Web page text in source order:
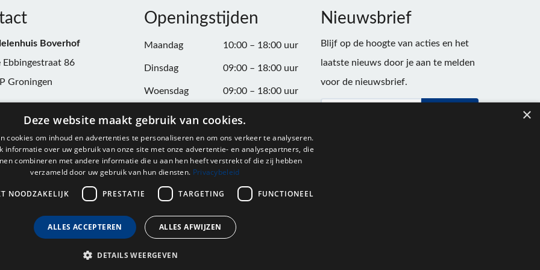
Boverhof
Ebbingestraat 86
Groningen
Openingstijden
Maandag 10:00 – 18:00 uur
Dinsdag 09:00 – 18:00 uur
Woensdag 09:00 – 18:00 uur
Donderdag 09:00 – 20:00 uur
Vrijdag 09:00 – 18:00 uur
Zaterdag 09:00 – 17:00 uur
Nieuwsbrief
Blijf op de hoogte van acties en het
laatste nieuws door je aan te melden
voor de nieuwsbrief.
×
Deze website maakt gebruik van cookies.
cookies om inhoud en advertenties te personaliseren en om ons verkeer te analyseren.
informatie over uw gebruik van onze site met onze advertentie- en analysepartners, die
combineren met andere informatie die u aan hen heeft verstrekt of die zij hebben
verzameld door uw gebruik van hun diensten. Privacybeleid
NOODZAKELIJK PRESTATIE TARGETING FUNCTIONEEL
ALLES ACCEPTEREN ALLES AFWIJZEN
DETAILS WEERGEVEN